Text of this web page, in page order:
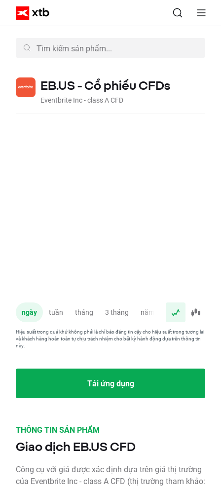
EB.US - Cổ phiếu CFDs
Eventbrite Inc - class A CFD
ngày tuần tháng 3 tháng năm
Hiệu suất trong quá khứ không phải là chỉ báo đáng tin cậy cho hiệu suất trong tương lai
và khách hàng hoàn toàn tự chịu trách nhiệm cho bất kỳ hành động dựa trên thông tin
này.
Tải ứng dụng
THÔNG TIN SẢN PHẨM
Giao dịch EB.US CFD
Công cụ với giá được xác định dựa trên giá thị trường
của Eventbrite Inc - class A CFD (thị trường tham khảo: